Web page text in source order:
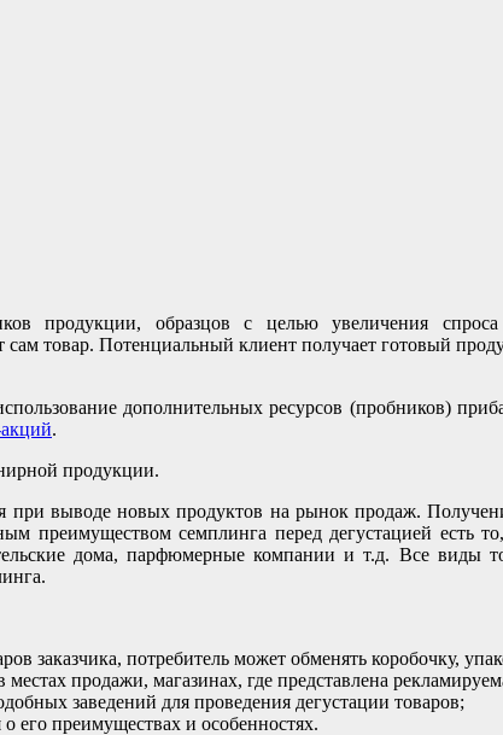
продукции, образцов с целью увеличения
сам товар. Потенциальный клиент получает готовый
дополнительных ресурсов (пробников)
.
продукции.
при выводе новых продуктов на рынок продаж.
преимуществом семплинга перед дегустацией есть
дома, парфюмерные компании и т.д. Все
заказчика, потребитель может обменять коробочку,
продажи, магазинах, где представлена
заведений для проведения дегустации товаров;
его преимуществах и особенностях.